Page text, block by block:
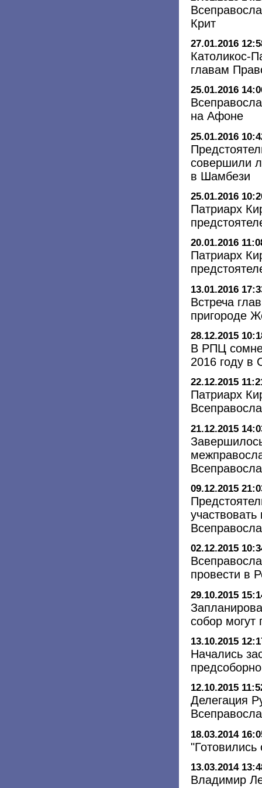
Крит
27.01.2016
Католикос-
главам
25.01.2016
на Афоне
25.01.2016
совершили
в Шамбези
25.01.2016
Патриарх
20.01.2016
Патриарх
13.01.2016
Встреча
пригороде
28.12.2015
В РПЦ
2016 году в
22.12.2015
Патриарх
21.12.2015
09.12.2015
02.12.2015
провести в
29.10.2015
собор могут
13.10.2015
Начались
12.10.2015
Делегация
18.03.2014
"Готовились
13.03.2014
Владимир